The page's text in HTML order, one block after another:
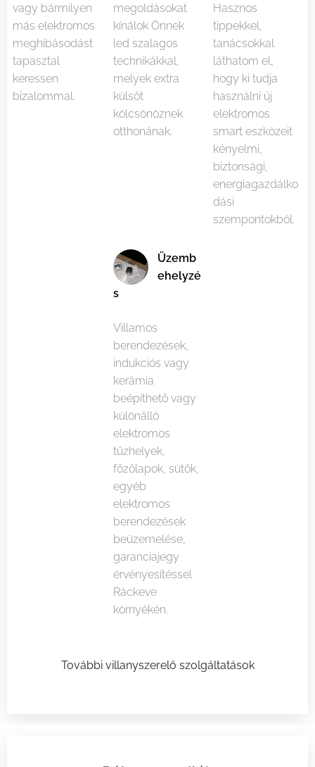
vagy bármilyen
más elektromos
meghibásodást
tapasztal
keressen
bizalommal.
megoldásokat
kínálok Önnek
led szalagos
technikákkal,
melyek extra
külsőt
kölcsönöznek
otthonának.
Hasznos
tippekkel,
tanácsokkal
láthatom el,
hogy ki tudja
használni új
elektromos
smart eszközeit
kényelmi,
biztonsági,
energiagazdálko
dási
szempontokból.
Üzemb
ehelyzé
s
Villamos
berendezések,
indukciós vagy
kerámia
beépíthető vagy
különálló
elektromos
tűzhelyek,
főzőlapok, sütők,
egyéb
elektromos
berendezések
beüzemelése,
garanciajegy
érvényesítéssel
Ráckeve
környékén.
További villanyszerelő szolgáltatások